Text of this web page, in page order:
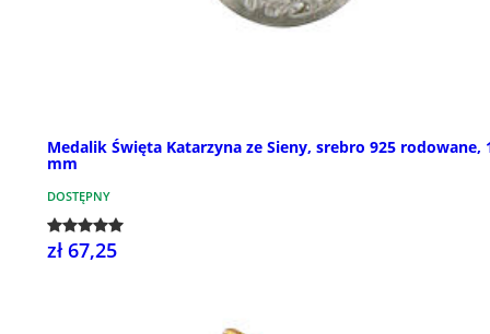
Medalik Święta Katarzyna ze Sieny, srebro 925 rodowane,
mm
DOSTĘPNY
zł 67,25